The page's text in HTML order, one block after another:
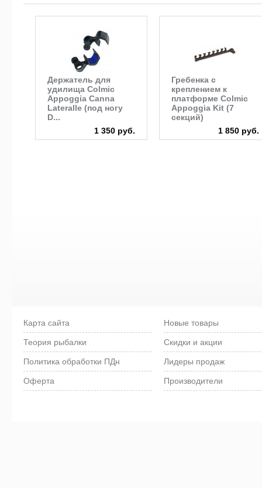
Держатель для
удилища Colmic
Appoggia Canna
Lateralle (под ногу
D...
1 350 руб.
Гребенка с
креплением к
платформе Colmic
Appoggia Kit (7
секций)
1 850 руб.
Карта сайта
Теория рыбалки
Политика обработки ПДн
Оферта
Новые товары
Скидки и акции
Лидеры продаж
Производители